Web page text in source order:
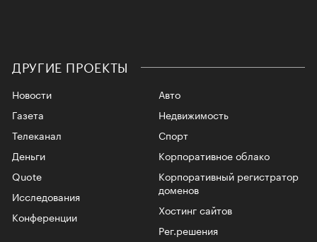
ДРУГИЕ ПРОЕКТЫ
Новости
Газета
Телеканал
Авто
Недвижимость
Спорт
Корпоративное облако
Корпоративный регистратор
доменов
Хостинг сайтов
Рег.решения
Деньги
Quote
Исследования
Конференции